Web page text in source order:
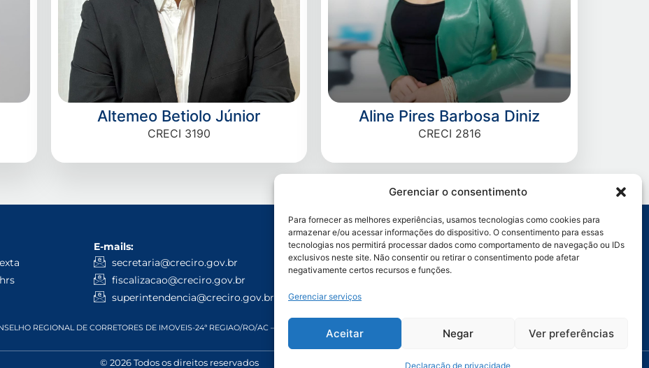
Gerenciar o consentimento
Para fornecer as melhores experiências, usamos tecnologias como cookies para
armazenar e/ou acessar informações do dispositivo. O consentimento para essas
tecnologias nos permitirá processar dados como comportamento de navegação ou IDs
exclusivos neste site. Não consentir ou retirar o consentimento pode afetar
negativamente certos recursos e funções.
Gerenciar serviços
Aceitar Negar Ver preferências
Declaração de privacidade
Altemeo Betiolo Júnior
CRECI 3190
Aline Pires Barbosa Diniz
CRECI 2816
E-mails:
secretaria@creciro.gov.br
fiscalizacao@creciro.gov.br
superintendencia@creciro.gov.br
WhatsApp:
Administrativo Geral: (69)
3224-1008
Fiscalização: (69) 9 9971-4468
Ligação:
Porto Velho: (69) 9 9905-9493
REGIONAL DE CORRETORES DE IMOVEIS-24ª REGIAO/RO/AC – CNPJ: 05.968.813/0001-93
© 2026 Todos os direitos reservados